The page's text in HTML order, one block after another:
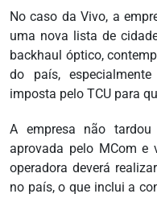
No caso da Vivo, a
uma nova lista de
backhaul óptico,
do país,
imposta pelo TCU para
A empresa não
aprovada pelo MCom e
operadora deverá
no país, o que inclui a